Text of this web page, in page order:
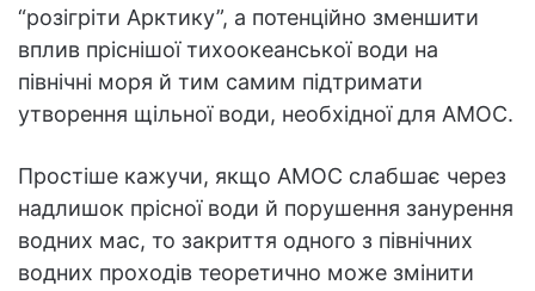
“розігріти Арктику”, а потенційно зменшити
вплив пріснішої тихоокеанської води на
північні моря й тим самим підтримати
утворення щільної води, необхідної для AMOC.
Простіше кажучи, якщо AMOC слабшає через
надлишок прісної води й порушення занурення
водних мас, то закриття одного з північних
водних проходів теоретично може змінити